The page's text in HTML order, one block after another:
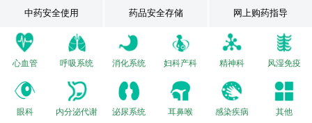
中药安全使用 药品安全存储 网上购药指导
心血管 呼吸系统 消化系统 妇科产科 精神科 风湿免疫
眼科 内分泌代谢 泌尿系统 耳鼻喉 感染疾病 其他